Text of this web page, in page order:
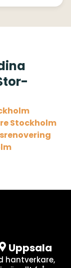
Stockholm
Uppsala
hantverkare,